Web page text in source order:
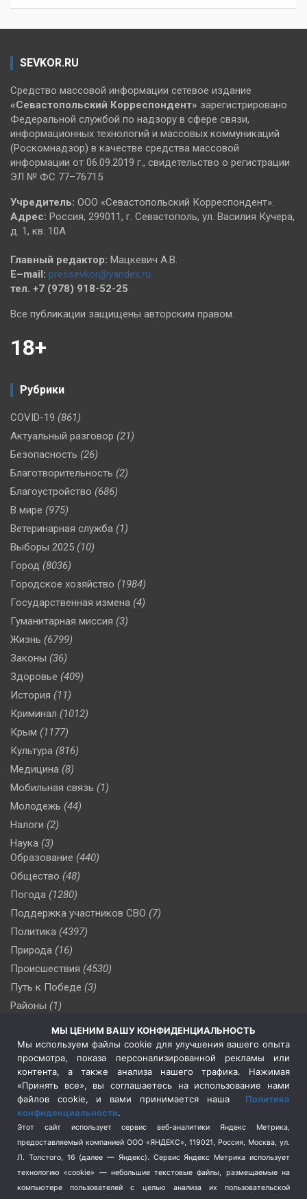
SEVKOR.RU
Средство массовой информации сетевое издание
«Севастопольский Корреспондент» зарегистрировано
Федеральной службой по надзору в сфере связи,
информационных технологий и массовых коммуникаций
(Роскомнадзор) в качестве средства массовой
информации от 06.09.2019 г., свидетельство о регистрации
ЭЛ № ФС 77–76715
Учредитель: ООО «Севастопольский Корреспондент».
Адрес: Россия, 299011, г. Севастополь, ул. Василия Кучера,
д. 1, кв. 10А
Главный редактор: Мацкевич А.В.
E–mail: pressevkor@yandex.ru
тел. +7 (978) 918-52-25
Все публикации защищены авторским правом.
18+
Рубрики
COVID-19 (861)
Актуальный разговор (21)
Безопасность (26)
Благотворительность (2)
Благоустройство (686)
В мире (975)
Ветеринарная служба (1)
Выборы 2025 (10)
Город (8036)
Городское хозяйство (1984)
Государственная измена (4)
Гуманитарная миссия (3)
Жизнь (6799)
Законы (36)
Здоровье (409)
История (11)
Криминал (1012)
Крым (1177)
Культура (816)
Медицина (8)
Мобильная связь (1)
Молодежь (44)
Налоги (2)
Наука (3)
Образование (440)
Общество (48)
Погода (1280)
Поддержка участников СВО (7)
Политика (4397)
Природа (16)
Происшествия (4530)
Путь к Победе (3)
Районы (1)
(510)
Сельское хозяйство (3)
Социальная политика
(3)
Спецоперация в Украине
Спецоперация на Украине
(404)
Спорт (740)
Терроризм (1)
Транспорт (262)
Туризм (178)
МЫ ЦЕНИМ ВАШУ КОНФИДЕНЦИАЛЬНОСТЬ
Мы используем файлы cookie для улучшения вашего опыта
просмотра, показа персонализированной рекламы или
контента, а также анализа нашего трафика. Нажимая
«Принять все», вы соглашаетесь на использование нами
файлов cookie, и вами принимается наша Политика
конфиденциальности.
Этот сайт использует сервис веб-аналитики Яндекс Метрика,
предоставляемый компанией ООО «ЯНДЕКС», 119021, Россия, Москва, ул.
Л. Толстого, 16 (далее — Яндекс). Сервис Яндекс Метрика использует
технологию «cookie» — небольшие текстовые файлы, размещаемые на
компьютере пользователей с целью анализа их пользовательской